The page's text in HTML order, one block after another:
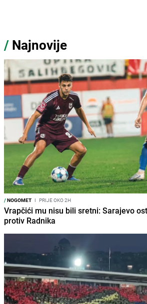
/ Najnovije
/NOGOMET I PRIJE OKO 2H
Vrapčići mu nisu bili sretni: Sarajevo
protiv Radnika